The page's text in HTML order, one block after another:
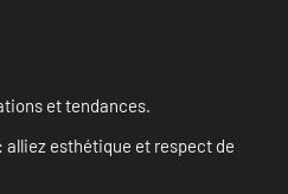
et tendances.
alliez esthétique et respect de